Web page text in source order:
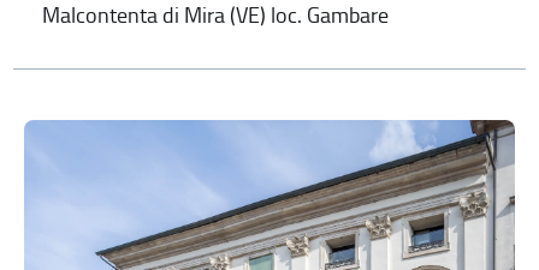
Malcontenta di Mira (VE) loc. Gambare